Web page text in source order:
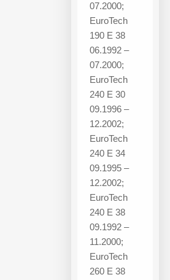
07.2000;
EuroTech
190 E 38
06.1992 –
07.2000;
EuroTech
240 E 30
09.1996 –
12.2002;
EuroTech
240 E 34
09.1995 –
12.2002;
EuroTech
240 E 38
09.1992 –
11.2000;
EuroTech
260 E 38